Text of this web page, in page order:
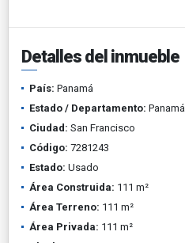
Detalles del inmueble
País: Panamá
Estado / Departamento: Panamá
Ciudad: San Francisco
Código: 7281243
Estado: Usado
Área Construida: 111 m²
Área Terreno: 111 m²
Área Privada: 111 m²